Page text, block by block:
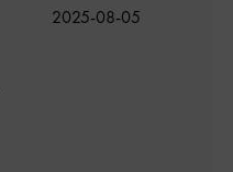
公
2025-08-05